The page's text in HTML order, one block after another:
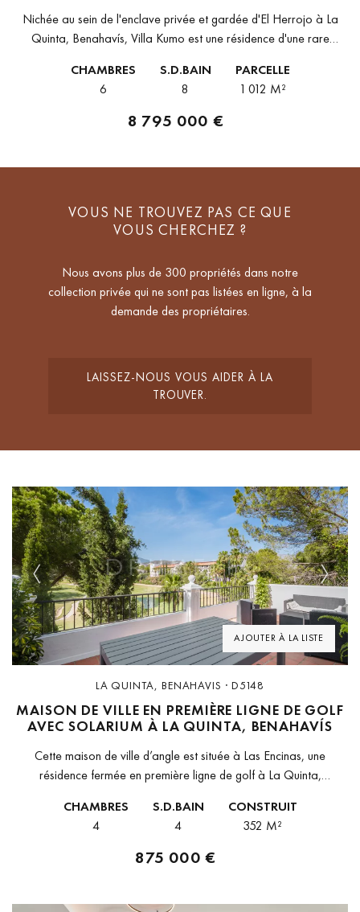
Nichée au sein de l'enclave privée et gardée d'El Herrojo à La
Quinta, Benahavís, Villa Kumo est une résidence d'une rare
CHAMBRES
6
S.D.BAIN
8
PARCELLE
1 012 M²
8 795 000 €
VOUS NE TROUVEZ PAS CE QUE
VOUS CHERCHEZ ?
Nous avons plus de 300 propriétés dans notre
collection privée qui ne sont pas listées en ligne, à la
demande des propriétaires.
LAISSEZ-NOUS VOUS AIDER À LA
TROUVER.
AJOUTER À LA LISTE
Previous Next
LA QUINTA, BENAHAVIS · D5148
MAISON DE VILLE EN PREMIÈRE LIGNE DE GOLF
AVEC SOLARIUM À LA QUINTA, BENAHAVÍS
Cette maison de ville d’angle est située à Las Encinas, une
résidence fermée en première ligne de golf à La Quinta,
CHAMBRES
4
S.D.BAIN
4
CONSTRUIT
352 M²
875 000 €